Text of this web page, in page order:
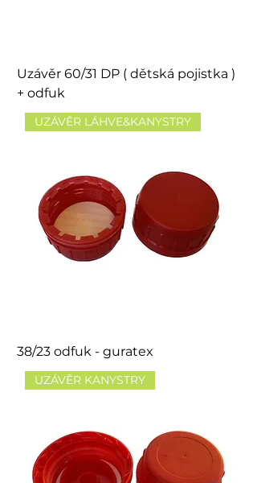
Uzávěr 60/31 DP ( dětská pojistka )
+ odfuk
UZÁVĚR LÁHVE&KANYSTRY
38/23 odfuk - guratex
UZÁVĚR KANYSTRY